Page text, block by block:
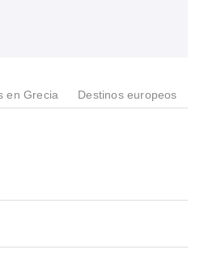
en Grecia Destinos europeos